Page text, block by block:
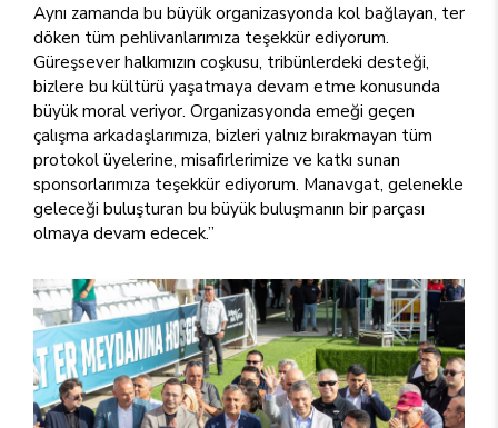
Aynı zamanda bu büyük organizasyonda kol bağlayan, ter
döken tüm pehlivanlarımıza teşekkür ediyorum.
Güreşsever halkımızın coşkusu, tribünlerdeki desteği,
bizlere bu kültürü yaşatmaya devam etme konusunda
büyük moral veriyor. Organizasyonda emeği geçen
çalışma arkadaşlarımıza, bizleri yalnız bırakmayan tüm
protokol üyelerine, misafirlerimize ve katkı sunan
sponsorlarımıza teşekkür ediyorum. Manavgat, gelenekle
geleceği buluşturan bu büyük buluşmanın bir parçası
olmaya devam edecek.”